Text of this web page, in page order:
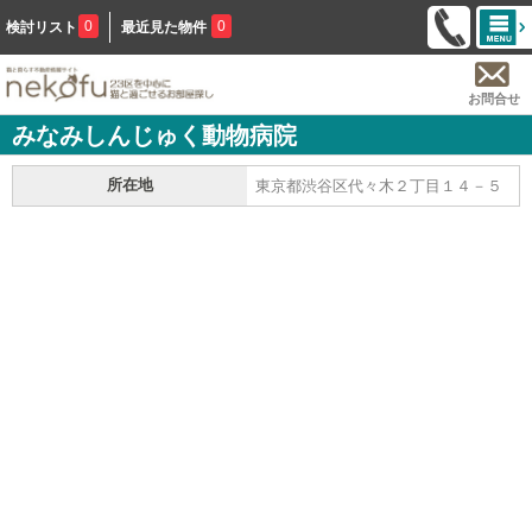
検討リスト 0 最近見た物件 0
お問合せ
みなみしんじゅく動物病院
所在地 東京都渋谷区代々木２丁目１４－５